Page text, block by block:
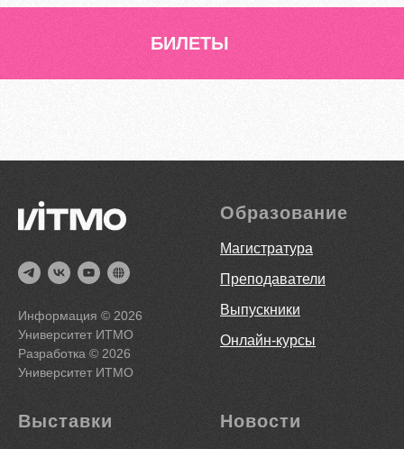
БИЛЕТЫ
Информация © 2026
Университет ИТМО
Разработка © 2026
Университет ИТМО
Образование
Магистратура
Преподаватели
Выпускники
Онлайн-курсы
Выставки Новости